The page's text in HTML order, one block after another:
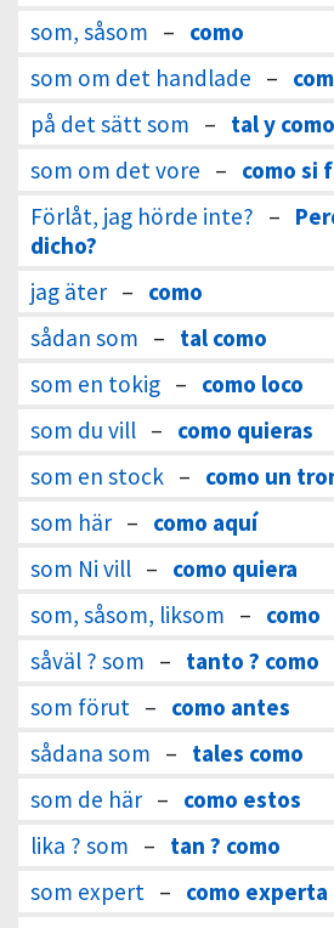
som, såsom – como
som om det handlade –
på det sätt som – tal y como
som om det vore – como si
Förlåt, jag hörde inte? –
dicho?
jag äter – como
sådan som – tal como
som en tokig – como loco
som du vill – como quieras
som en stock – como un
som här – como aquí
som Ni vill – como quiera
som, såsom, liksom – como
såväl ? som – tanto ? como
som förut – como antes
sådana som – tales como
som de här – como estos
lika ? som – tan ? como
som expert – como experta